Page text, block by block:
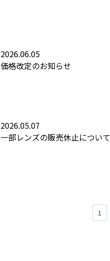
2026.06.05
価格改定のお知らせ
2026.05.07
一部レンズの販売休止について
1